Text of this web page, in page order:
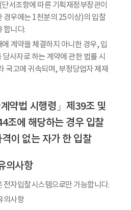
서조항에 따른 기획재정부장관이
경우에는 1천분의 25이상)의 입찰
합니다.
계약을 체결하지 아니한 경우, 입
사자로 하는 계약에 관한 법률 시
국고에 귀속되며, 부정당업자 제재
약법 시행령」제39조 및
조에 해당하는 경우 입찰
이 없는 자가 한 입찰
의사항
전자입찰시스템으로만 가능합니다.
의사항